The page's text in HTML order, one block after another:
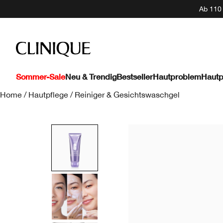
Ab
Sommer-SaleNeu & TrendigBestsellerHautproblem
Home / Hautpflege / Reiniger & Gesichtswaschgel